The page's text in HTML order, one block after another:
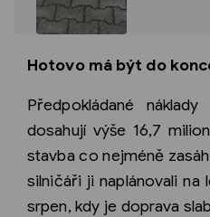
Hotovo má být do
Předpokládané
dosahují výše 16,7
stavba co nejméně
silničáři ji naplánovali
srpen, kdy je doprava